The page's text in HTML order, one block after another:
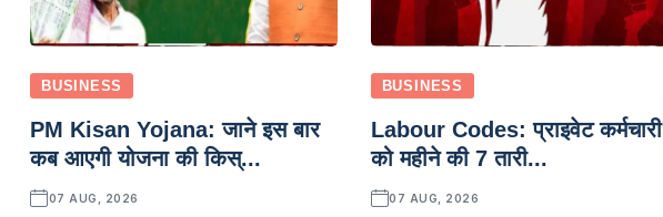
BUSINESS
PM Kisan Yojana: जाने इस बार
कब आएगी योजना की किस्...
07 AUG, 2026
BUSINESS
Labour Codes: प्राइवेट कर्मचारी
को महीने की 7 तारी...
07 AUG, 2026